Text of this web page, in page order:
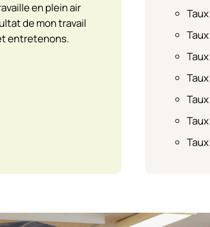
en plein air
de mon travail
entretenons.